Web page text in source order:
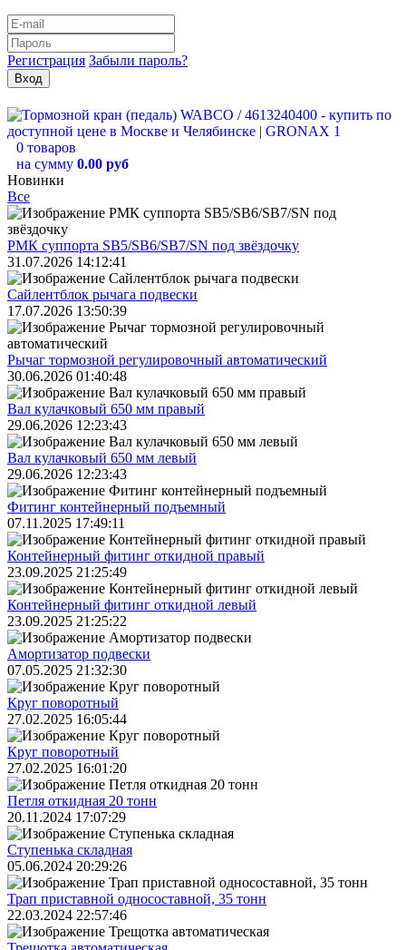
Регистрация Забыли пароль?
0 товаров
на сумму 0.00 руб
Новинки
Все
РМК суппорта SB5/SB6/SB7/SN под звёздочку
31.07.2026 14:12:41
Сайлентблок рычага подвески
17.07.2026 13:50:39
Рычаг тормозной регулировочный автоматический
30.06.2026 01:40:48
Вал кулачковый 650 мм правый
29.06.2026 12:23:43
Вал кулачковый 650 мм левый
29.06.2026 12:23:43
Фитинг контейнерный подъемный
07.11.2025 17:49:11
Контейнерный фитинг откидной правый
23.09.2025 21:25:49
Контейнерный фитинг откидной левый
23.09.2025 21:25:22
Амортизатор подвески
07.05.2025 21:32:30
Круг поворотный
27.02.2025 16:05:44
Круг поворотный
27.02.2025 16:01:20
Петля откидная 20 тонн
20.11.2024 17:07:29
Ступенька складная
05.06.2024 20:29:26
Трап приставной односоставной, 35 тонн
22.03.2024 22:57:46